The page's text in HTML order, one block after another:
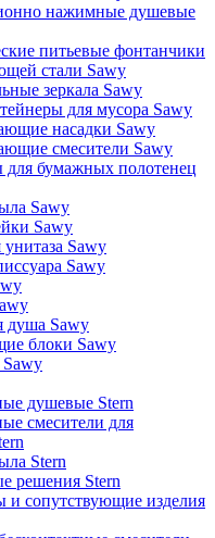
нажимные душевые
питьевые фонтанчики
стали Sawy
зеркала Sawy
для мусора Sawy
насадки Sawy
смесители Sawy
для бумажных полотенец
Sawy
Sawy
Sawy
Sawy
душа Sawy
блоки Sawy
душевые Stern
смесители для
Stern
решения Stern
и сопутствующие изделия